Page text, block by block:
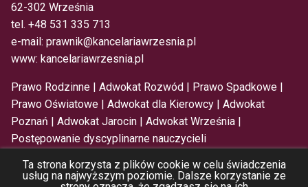
62-302 Września
tel. +48 531 335 713
e-mail: prawnik@kancelariawrzesnia.pl
www: kancelariawrzesnia.pl
Prawo Rodzinne Adwokat Rozwód Prawo Spadkowe
Prawo Oświatowe
Adwokat dla Kierowcy
Adwokat
Poznań
Adwokat Jarocin Adwokat Września
Postępowanie dyscyplinarne nauczycieli
© Kowalak Jędrzejewska i Partnerzy Polityka
Ta strona korzysta z plików cookie w celu świadczenia
usług na najwyższym poziomie. Dalsze korzystanie ze